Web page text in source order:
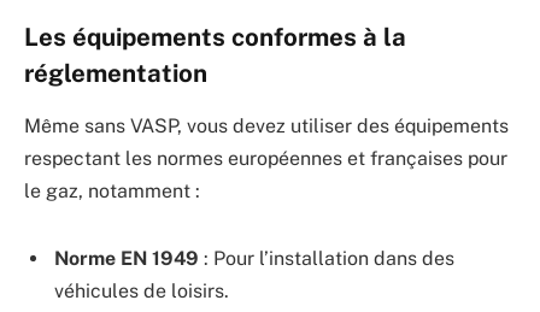
Les équipements conformes à la
réglementation
Même sans VASP, vous devez utiliser des équipements
respectant les normes européennes et françaises pour
le gaz, notamment :
Norme EN 1949 : Pour l’installation dans des
véhicules de loisirs.